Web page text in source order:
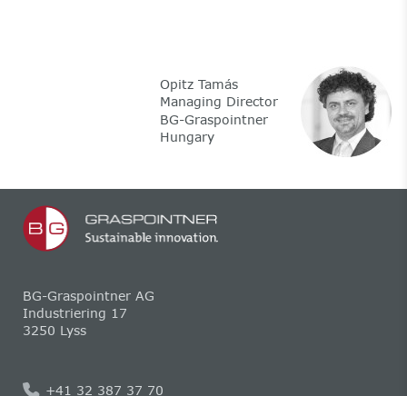
Opitz Tamás
Managing Director
BG-Graspointner
Hungary
BG-Graspointner AG
Industriering 17
3250 Lyss
+41 32 387 37 70